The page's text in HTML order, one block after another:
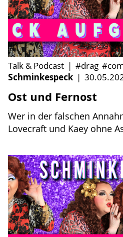
Talk & Podcast | #drag
Schminkespeck |
Ost und Fernost
Wer in der falschen
Lovecraft und Kaey ohne